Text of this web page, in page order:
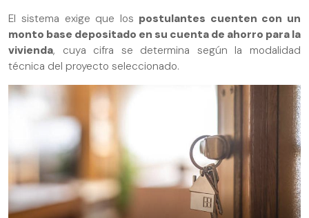
El sistema exige que los postulantes cuenten con un
monto base depositado en su cuenta de ahorro para la
vivienda, cuya cifra se determina según la modalidad
técnica del proyecto seleccionado.